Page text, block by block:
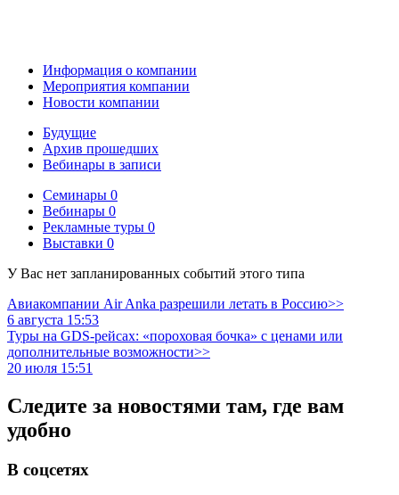
Информация о компании
Мероприятия компании
Новости компании
Будущие
Архив прошедших
Вебинары в записи
Семинары 0
Вебинары 0
Рекламные туры 0
Выставки 0
У Вас нет запланированных событий этого типа
Авиакомпании Air Anka разрешили летать в Россию>>
6 августа 15:53
Туры на GDS-рейсах: «пороховая бочка» с ценами или
дополнительные возможности>>
20 июля 15:51
Следите за новостями там, где вам
удобно
В соцсетях